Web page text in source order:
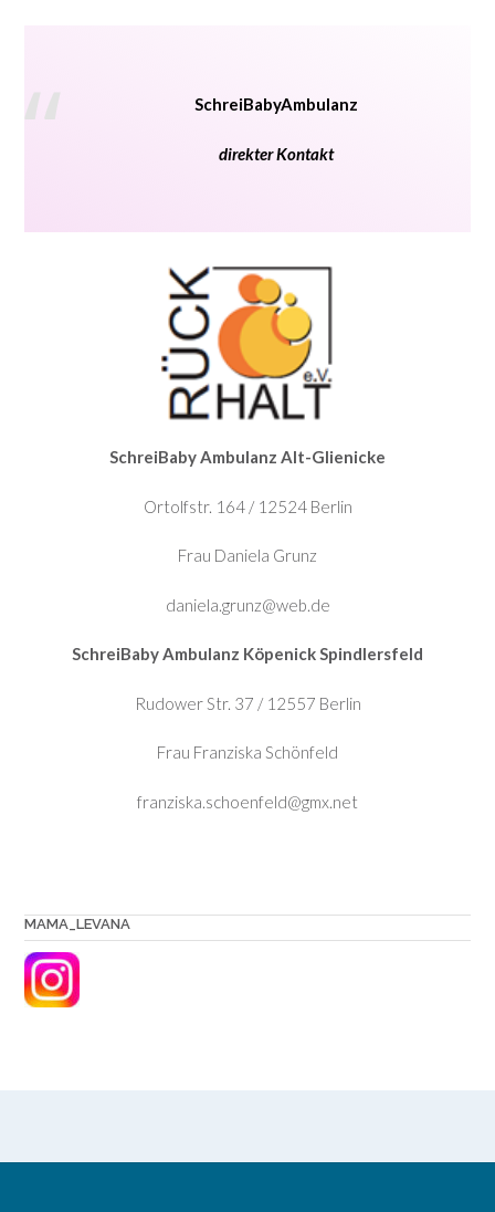
SchreiBabyAmbulanz
direkter Kontakt
SchreiBaby Ambulanz Alt-Glienicke
Ortolfstr. 164 / 12524 Berlin
Frau Daniela Grunz
daniela.grunz@web.de
SchreiBaby Ambulanz Köpenick Spindlersfeld
Rudower Str. 37 / 12557 Berlin
Frau Franziska Schönfeld
franziska.schoenfeld@gmx.net
MAMA_LEVANA